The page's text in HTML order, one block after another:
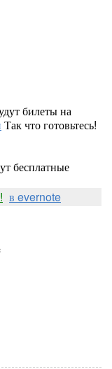
билеты на
Так что готовьтесь!
бесплатные
в evernote